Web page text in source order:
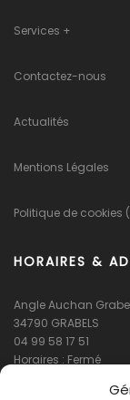
Services +
Contactez-nous
Actualités
Mentions Légales
Politique de cookies
HORAIRES &
Angle Auchan
34790 GRABELS
04 99 58 17 51
Horaires : Fermé